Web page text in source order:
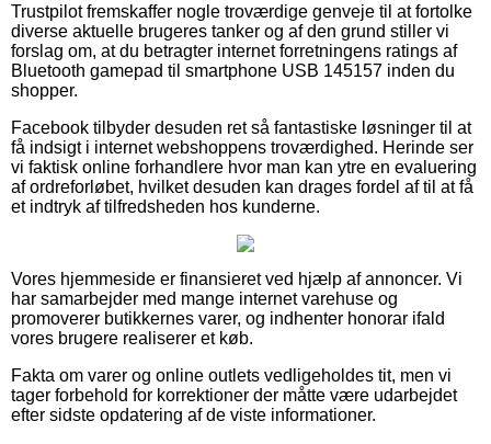
Trustpilot fremskaffer nogle troværdige genveje til at fortolke
diverse aktuelle brugeres tanker og af den grund stiller vi
forslag om, at du betragter internet forretningens ratings af
Bluetooth gamepad til smartphone USB 145157 inden du
shopper.
Facebook tilbyder desuden ret så fantastiske løsninger til at
få indsigt i internet webshoppens troværdighed. Herinde ser
vi faktisk online forhandlere hvor man kan ytre en evaluering
af ordreforløbet, hvilket desuden kan drages fordel af til at få
et indtryk af tilfredsheden hos kunderne.
Vores hjemmeside er finansieret ved hjælp af annoncer. Vi
har samarbejder med mange internet varehuse og
promoverer butikkernes varer, og indhenter honorar ifald
vores brugere realiserer et køb.
Fakta om varer og online outlets vedligeholdes tit, men vi
tager forbehold for korrektioner der måtte være udarbejdet
efter sidste opdatering af de viste informationer.